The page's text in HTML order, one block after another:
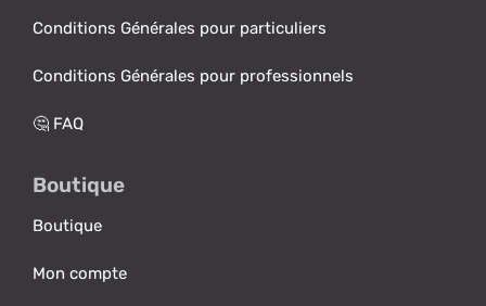
Conditions Générales pour particuliers
Conditions Générales pour professionnels
🤔 FAQ
Boutique
Boutique
Mon compte